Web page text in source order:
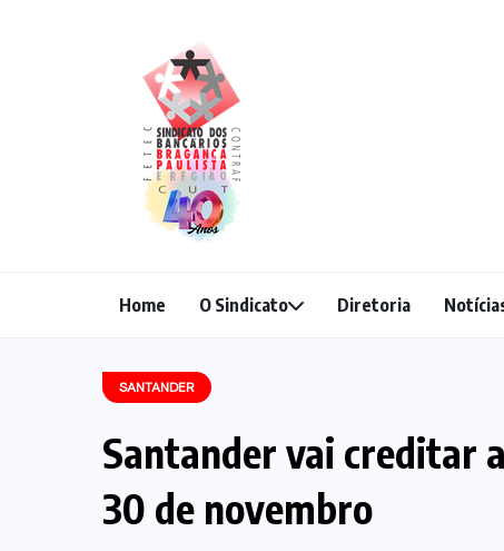
Home O Sindicato Diretoria
SANTANDER
Santander vai creditar
30 de novembro